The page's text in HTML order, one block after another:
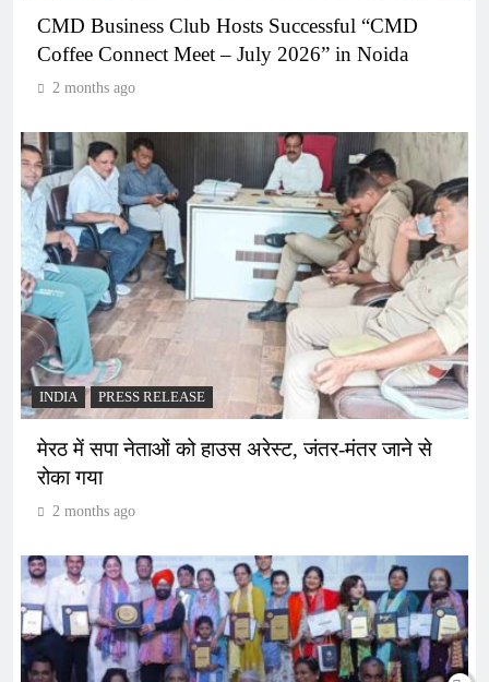
CMD Business Club Hosts Successful “CMD
Coffee Connect Meet – July 2026” in Noida
2 months ago
INDIA PRESS RELEASE
मेरठ में सपा नेताओं को हाउस अरेस्ट, जंतर-मंतर जाने से
रोका गया
2 months ago